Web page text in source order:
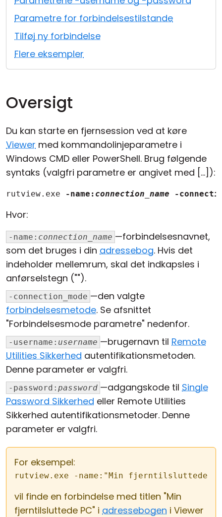
Parametre for forbindelsestilstande
Tilføj ny forbindelse
Flere eksempler
Oversigt
Du kan starte en fjernsession ved at køre
Viewer med kommandolinjeparametre i
Windows CMD eller PowerShell. Brug følgende
syntaks (valgfri parametre er angivet med [...]):
rutview.exe -name: connection_name -
Hvor:
-name: connection_name —forbindelsesnavnet,
som det bruges i din adressebog. Hvis det
indeholder mellemrum, skal det indkapsles i
anførselstegn ("").
-connection_mode —den valgte
forbindelsesmetode. Se afsnittet
"Forbindelsesmode parametre" nedenfor.
-username: username —brugernavn til Remote
Utilities Sikkerhed autentifikationsmetoden.
Denne parameter er valgfri.
-password: password —adgangskode til Single
Password Sikkerhed eller Remote Utilities
Sikkerhed autentifikationsmetoder. Denne
parameter er valgfri.
For eksempel:
rutview.exe -name:"Min fjerntilsluttede
vil finde en forbindelse med titlen "Min
fjerntilsluttede PC" i adressebogen i Viewer
Cloud og Lokalt